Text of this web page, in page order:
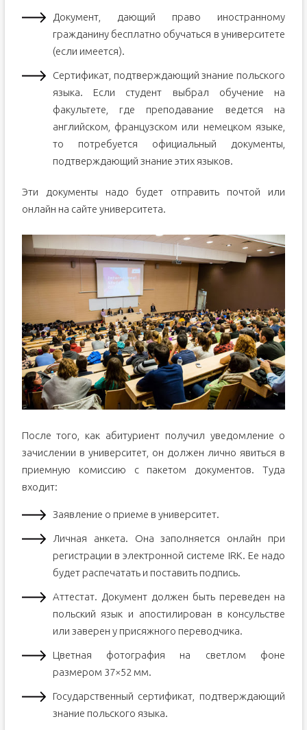
Документ, дающий право иностранному
гражданину бесплатно обучаться в университете
(если имеется).
Сертификат, подтверждающий знание польского
языка. Если студент выбрал обучение на
факультете, где преподавание ведется на
английском, французском или немецком языке,
то потребуется официальный документы,
подтверждающий знание этих языков.
Эти документы надо будет отправить почтой или
онлайн на сайте университета.
После того, как абитуриент получил уведомление о
зачислении в университет, он должен лично явиться в
приемную комиссию с пакетом документов. Туда
входит:
Заявление о приеме в университет.
Личная анкета. Она заполняется онлайн при
регистрации в электронной системе IRK. Ее надо
будет распечатать и поставить подпись.
Аттестат. Документ должен быть переведен на
польский язык и апостилирован в консульстве
или заверен у присяжного переводчика.
Цветная фотография на светлом фоне
размером 37×52 мм.
Государственный сертификат, подтверждающий
знание польского языка.